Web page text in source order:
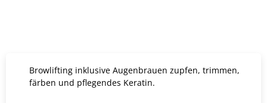
Browlifting inklusive Augenbrauen zupfen, trimmen,
färben und pflegendes Keratin.